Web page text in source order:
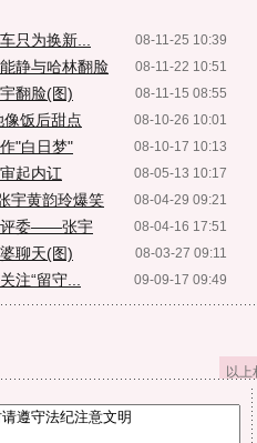
08-11-25 10:39
只为换新...
08-11-22 10:51
静与哈林翻脸
08-11-15 08:55
翻脸(图)
08-10-26 10:01
饭后甜点
08-10-17 10:13
"白日梦"
08-05-13 10:17
起内讧
08-04-29 09:21
宇黄韵玲爆笑
08-04-16 17:51
评委——张宇
08-03-27 09:11
聊天(图)
09-09-17 09:49
注“留守...
以